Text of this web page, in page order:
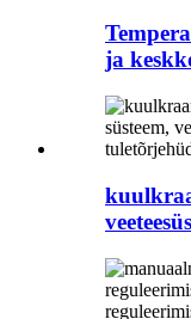
ja